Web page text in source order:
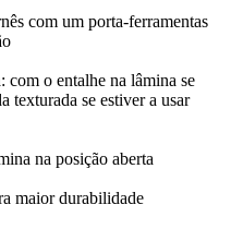
com um porta-ferramentas
com o entalhe na lâmina se
texturada se estiver a usar
na posição aberta
maior durabilidade